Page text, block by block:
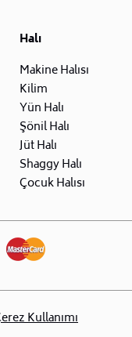
Halı
Makine Halısı
Kilim
Yün Halı
Şönil Halı
Jüt Halı
Shaggy Halı
Çocuk Halısı
Kullanımı